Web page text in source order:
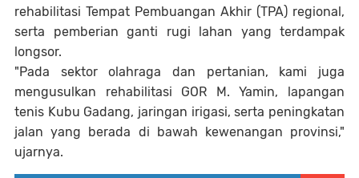
rehabilitasi Tempat Pembuangan Akhir (TPA) regional,
serta pemberian ganti rugi lahan yang terdampak
longsor.
"Pada sektor olahraga dan pertanian, kami juga
mengusulkan rehabilitasi GOR M. Yamin, lapangan
tenis Kubu Gadang, jaringan irigasi, serta peningkatan
jalan yang berada di bawah kewenangan provinsi,"
ujarnya.